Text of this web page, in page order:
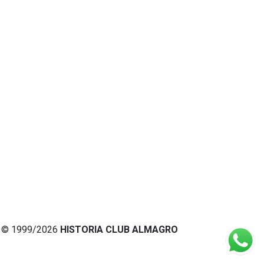
© 1999/2026 HISTORIA CLUB ALMAGRO